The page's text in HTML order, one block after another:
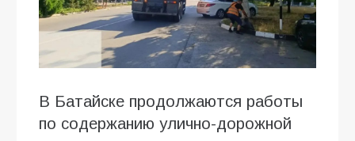
В Батайске продолжаются работы
по содержанию улично-дорожной